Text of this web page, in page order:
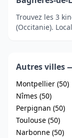
Trouvez les 3
(Occitanie).
Autres villes
Montpellier (50)
Nîmes (50)
Perpignan (50)
Toulouse (50)
Narbonne (50)